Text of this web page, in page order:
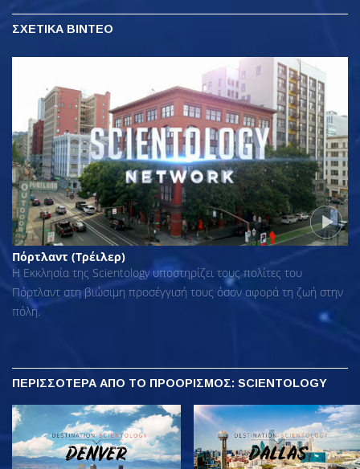
ΣΧΕΤΙΚΑ ΒΙΝΤΕΟ
Πόρτλαντ (Τρέιλερ)
Η Εκκλησία της Scientology υποστηρίζει τους πολίτες του
Πόρτλαντ στη βιώσιμη προσέγγισή τους όσον αφορά τη ζωή στην
πόλη.
ΠΕΡΙΣΣΟΤΕΡΑ ΑΠΟ ΤΟ ΠΡΟΟΡΙΣΜΟΣ: SCIENTOLOGY